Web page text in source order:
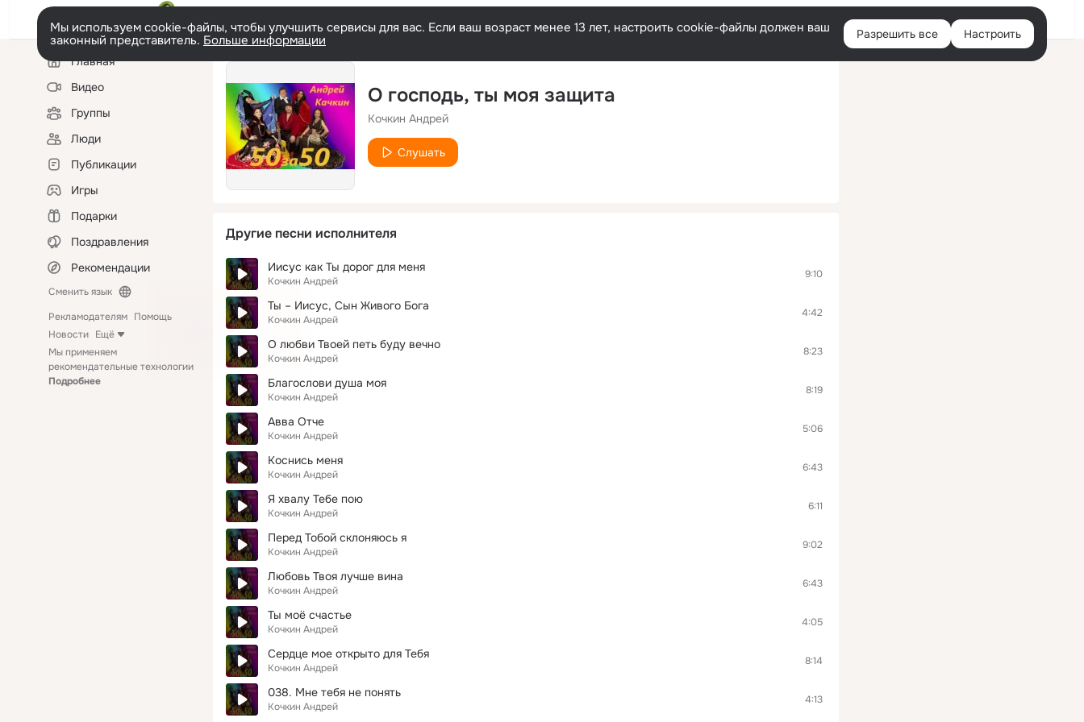
Войти
Мы используем cookie-файлы, чтобы улучшить сервисы для вас. Если ваш возраст менее 13 лет, настроить cookie-файлы должен ваш
законный представитель. Больше информации Разрешить все Настроить
Левая
колонкаГлавная
Видео
Группы
Люди
Публикации
Игры
Подарки
Поздравления
Рекомендации
Сменить язык
Рекламодателям Помощь
Новости Ещё
Мы применяем
рекомендательные технологии
Подробнее
О господь, ты моя защита
Кочкин Андрей
Слушать
Другие песни исполнителя
Иисус как Ты дорог для меня
Кочкин Андрей
9:10
Ты – Иисус, Сын Живого Бога
Кочкин Андрей
4:42
О любви Твоей петь буду вечно
Кочкин Андрей
8:23
Благослови душа моя
Кочкин Андрей
8:19
Авва Отче
Кочкин Андрей
5:06
Коснись меня
Кочкин Андрей
6:43
Я хвалу Тебе пою
Кочкин Андрей
6:11
Перед Тобой склоняюсь я
Кочкин Андрей
9:02
Любовь Твоя лучше вина
Кочкин Андрей
6:43
Ты моё счастье
Кочкин Андрей
4:05
Сердце мое открыто для Тебя
Кочкин Андрей
8:14
038. Мне тебя не понять
Кочкин Андрей
4:13